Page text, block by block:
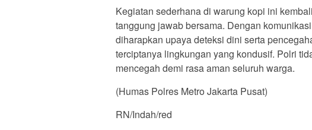
Kegiatan sederhana di warung kopi ini
tanggung jawab bersama. Dengan
diharapkan upaya deteksi dini serta
terciptanya lingkungan yang kondusif. Polri
mencegah demi rasa aman seluruh warga.
(Humas Polres Metro Jakarta Pusat)
RN/Indah/red